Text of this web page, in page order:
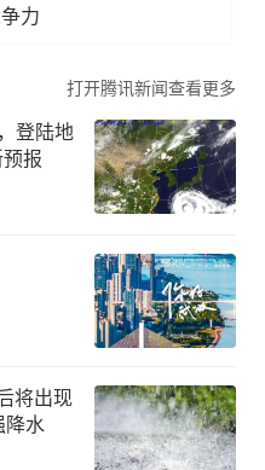
力
打开腾讯新闻查看更多
登陆地
报
将出现
降水